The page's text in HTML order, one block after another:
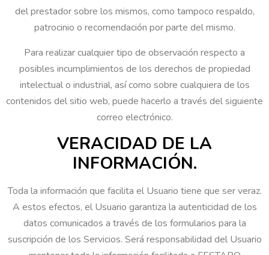
del prestador sobre los mismos, como tampoco respaldo,
patrocinio o recomendación por parte del mismo.
Para realizar cualquier tipo de observación respecto a
posibles incumplimientos de los derechos de propiedad
intelectual o industrial, así como sobre cualquiera de los
contenidos del sitio web, puede hacerlo a través del siguiente
correo electrónico.
VERACIDAD DE LA
INFORMACIÓN.
Toda la información que facilita el Usuario tiene que ser veraz.
A estos efectos, el Usuario garantiza la autenticidad de los
datos comunicados a través de los formularios para la
suscripción de los Servicios. Será responsabilidad del Usuario